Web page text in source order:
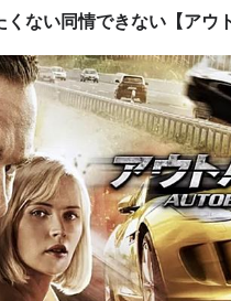
くない同情できない【アウ